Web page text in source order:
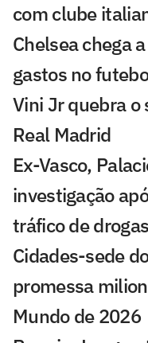
com clube
Chelsea chega
gastos no
Vini Jr quebra o
Real Madrid
Ex-Vasco,
investigação
tráfico de drogas
Cidades-sede
promessa
Mundo de 2026